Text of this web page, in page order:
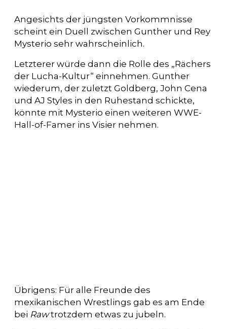
Angesichts der jüngsten Vorkommnisse
scheint ein Duell zwischen Gunther und Rey
Mysterio sehr wahrscheinlich.
Letzterer würde dann die Rolle des „Rächers
der Lucha-Kultur“ einnehmen. Gunther
wiederum, der zuletzt Goldberg, John Cena
und AJ Styles in den Ruhestand schickte,
könnte mit Mysterio einen weiteren WWE-
Hall-of-Famer ins Visier nehmen.
Übrigens: Für alle Freunde des
mexikanischen Wrestlings gab es am Ende
bei Rawtrotzdem etwas zu jubeln.